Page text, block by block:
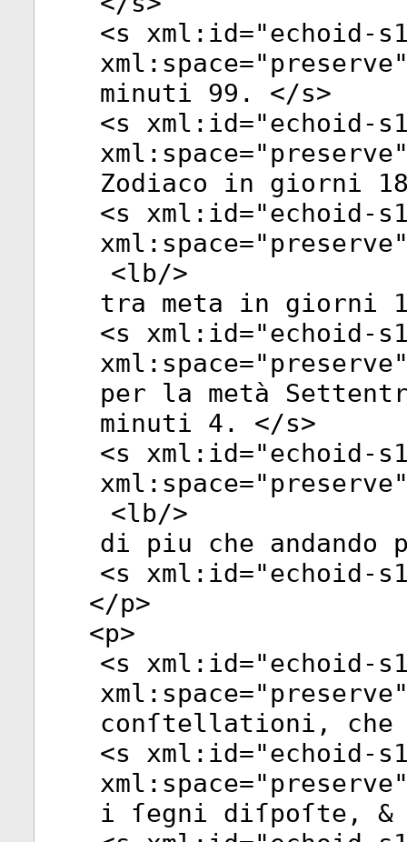
<s xml:id="echoid-
xml:space="preserve
minuti 99. </s>
<s xml:id="echoid-
xml:space="preserve
Zodiaco in giorni
<s xml:id="echoid-
xml:space="preserve
<lb/>
tra meta in giorni
<s xml:id="echoid-
xml:space="preserve
per la metà
minuti 4. </s>
<s xml:id="echoid-
xml:space="preserve
<lb/>
di piu che andando
<s xml:id="echoid-
</p>
<p>
<s xml:id="echoid-
xml:space="preserve
conſtellationi, che
<s xml:id="echoid-
xml:space="preserve
i ſegni diſpoſte, &